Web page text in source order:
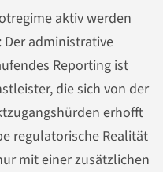
aktiv werden
administrative
Reporting ist
die sich von der
erhofft
regulatorische Realität
mit einer zusätzlichen